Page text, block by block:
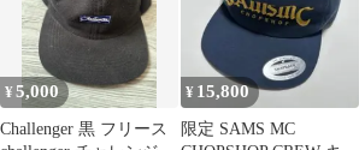
¥5,000
Challenger 黒 フリース
¥ 15,800
限定 SAMS MC